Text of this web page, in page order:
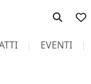
EVENTI